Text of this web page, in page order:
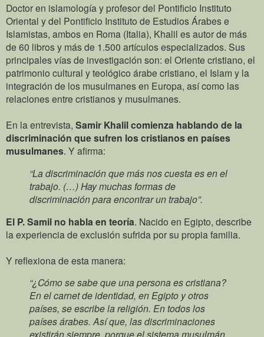
Doctor en islamología y profesor del Pontificio Instituto
Oriental y del Pontificio Instituto de Estudios Árabes e
Islamistas, ambos en Roma (Italia), Khalil es autor de más
de 60 libros y más de 1.500 artículos especializados. Sus
principales vías de investigación son: el Oriente cristiano, el
patrimonio cultural y teológico árabe cristiano, el Islam y la
integración de los musulmanes en Europa, así como las
relaciones entre cristianos y musulmanes.
En la entrevista, Samir Khalil comienza hablando de la
discriminación que sufren los cristianos en países
musulmanes. Y afirma:
“La discriminación que más nos cuesta es en el
trabajo. (…) Hay muchas formas de
discriminación para encontrar un trabajo”.
El P. Samil no habla en teoría. Nacido en Egipto, describe
la experiencia de exclusión sufrida por su propia familia.
Y reflexiona de esta manera:
“¿Cómo se sabe que una persona es cristiana?
En el carnet de identidad, en Egipto y otros
países, se escribe la religión. En todos los
países árabes. Así que, las discriminaciones
existirán siempre, porque el sistema musulmán